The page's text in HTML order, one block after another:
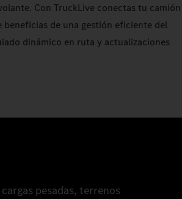
Con TruckLive conectas tu camión
beneficias de una gestión eficiente del
dinámico en ruta y actualizaciones
pesadas, terrenos